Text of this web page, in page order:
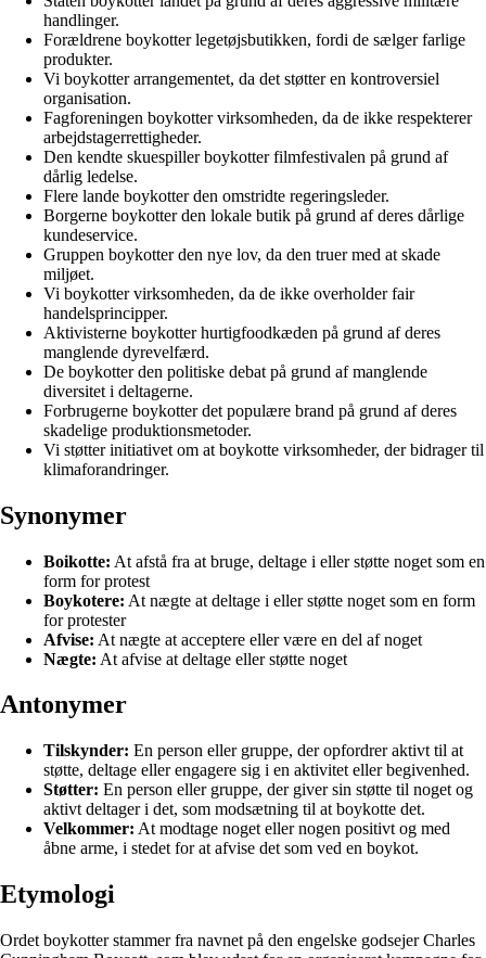
handlinger.
Forældrene boykotter legetøjsbutikken, fordi de sælger farlige
produkter.
Vi boykotter arrangementet, da det støtter en kontroversiel
organisation.
Fagforeningen boykotter virksomheden, da de ikke respekterer
arbejdstagerrettigheder.
Den kendte skuespiller boykotter filmfestivalen på grund af
dårlig ledelse.
Flere lande boykotter den omstridte regeringsleder.
Borgerne boykotter den lokale butik på grund af deres dårlige
kundeservice.
Gruppen boykotter den nye lov, da den truer med at skade
miljøet.
Vi boykotter virksomheden, da de ikke overholder fair
handelsprincipper.
Aktivisterne boykotter hurtigfoodkæden på grund af deres
manglende dyrevelfærd.
De boykotter den politiske debat på grund af manglende
diversitet i deltagerne.
Forbrugerne boykotter det populære brand på grund af deres
skadelige produktionsmetoder.
Vi støtter initiativet om at boykotte virksomheder, der bidrager til
klimaforandringer.
Synonymer
Boikotte: At afstå fra at bruge, deltage i eller støtte noget som en
form for protest
Boykotere: At nægte at deltage i eller støtte noget som en form
for protester
Afvise: At nægte at acceptere eller være en del af noget
Nægte: At afvise at deltage eller støtte noget
Antonymer
Tilskynder: En person eller gruppe, der opfordrer aktivt til at
støtte, deltage eller engagere sig i en aktivitet eller begivenhed.
Støtter: En person eller gruppe, der giver sin støtte til noget og
aktivt deltager i det, som modsætning til at boykotte det.
Velkommer: At modtage noget eller nogen positivt og med
åbne arme, i stedet for at afvise det som ved en boykot.
Etymologi
Ordet boykotter stammer fra navnet på den engelske godsejer Charles